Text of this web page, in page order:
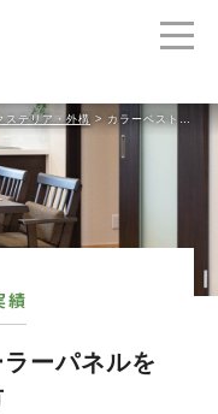
ステリア・外構 > カラーベスト屋根にソーラーパネルを取り付け 滋賀県草津市
績
ーパネルを